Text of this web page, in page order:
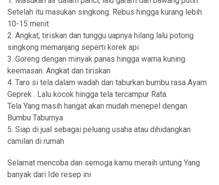
Setelah itu masukan singkong. Rebus hingga kurang lebih
10-15 menit
2. Angkat, tiriskan dan tunggu uapnya hilang lalu potong
singkong memanjang seperti korek api
3. Goreng dengan minyak panas hingga warna kuning
keemasan. Angkat dan tiriskan
4. Taro si tela dalam wadah dan taburkan bumbu rasa Ayam
Geprek . Lalu kocok hingga tela tercampur Rata.
Tela Yang masih hangat akan mudah menepel dengan
Bumbu Taburnya
5. Siap di jual sebagai peluang usaha atau dihidangkan
camilan di rumah
Selamat mencoba dan semoga kamu meraih untung Yang
banyak dari Ide resep ini